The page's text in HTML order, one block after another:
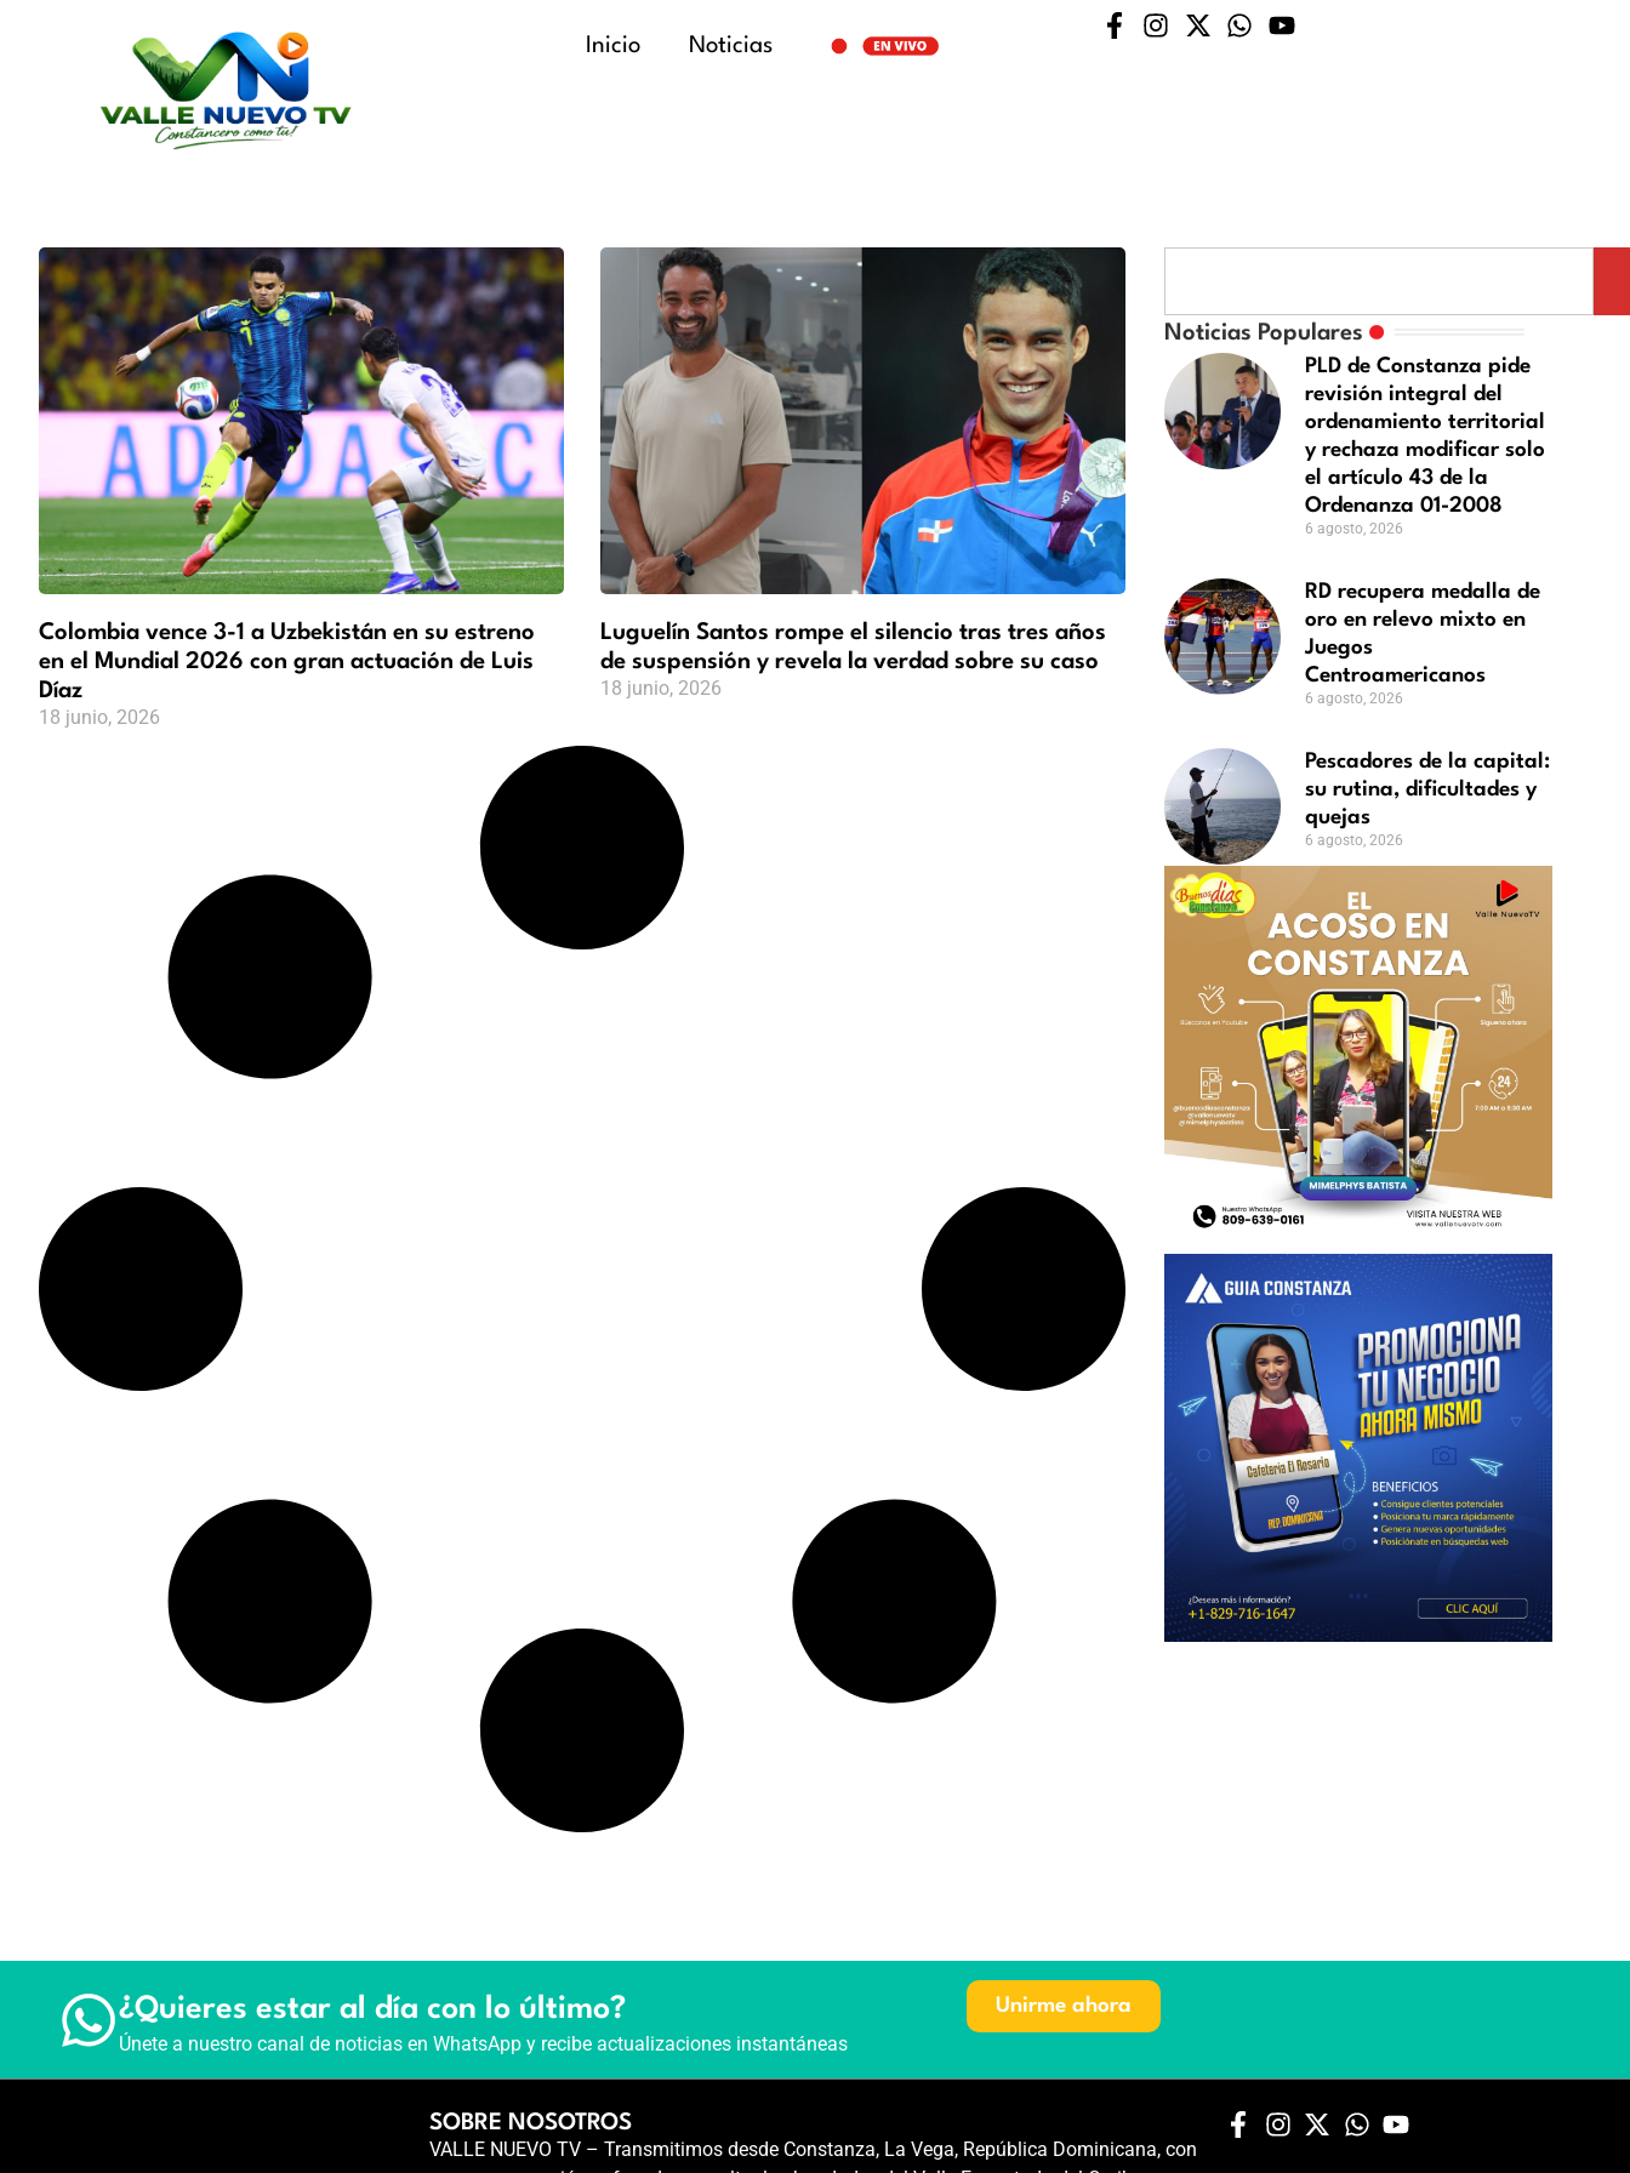
Inicio Noticias
Colombia vence 3-1 a Uzbekistán en su estreno
en el Mundial 2026 con gran actuación de Luis
Díaz
18 junio, 2026
Luguelín Santos rompe el silencio tras tres años
de suspensión y revela la verdad sobre su caso
18 junio, 2026
Noticias Populares
PLD de Constanza pide
revisión integral del
ordenamiento territorial
y rechaza modificar solo
el artículo 43 de la
Ordenanza 01-2008
6 agosto, 2026
RD recupera medalla de
oro en relevo mixto en
Juegos
Centroamericanos
6 agosto, 2026
Pescadores de la capital:
su rutina, dificultades y
quejas
6 agosto, 2026
¿Quieres estar al día con lo último?
Únete a nuestro canal de noticias en WhatsApp y recibe actualizaciones instantáneas
Unirme ahora
SOBRE NOSOTROS
VALLE NUEVO TV – Transmitimos desde Constanza, La Vega, República Dominicana, con